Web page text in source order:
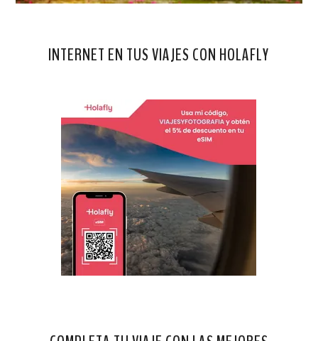
INTERNET EN TUS VIAJES CON HOLAFLY